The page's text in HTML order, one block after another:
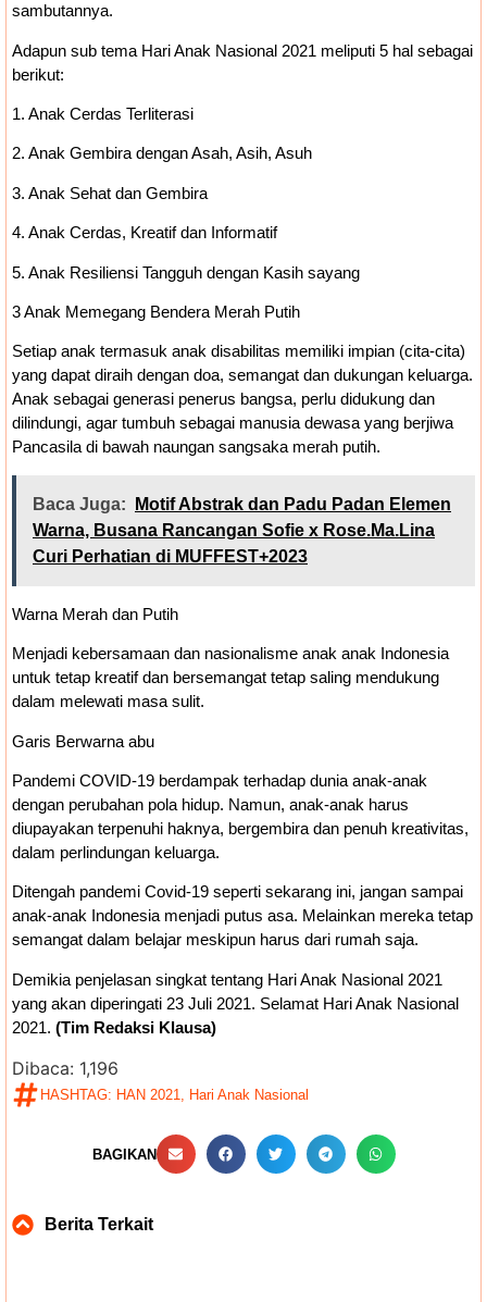
sambutannya.
Adapun sub tema Hari Anak Nasional 2021 meliputi 5 hal sebagai
berikut:
1. Anak Cerdas Terliterasi
2. Anak Gembira dengan Asah, Asih, Asuh
3. Anak Sehat dan Gembira
4. Anak Cerdas, Kreatif dan Informatif
5. Anak Resiliensi Tangguh dengan Kasih sayang
3 Anak Memegang Bendera Merah Putih
Setiap anak termasuk anak disabilitas memiliki impian (cita-cita)
yang dapat diraih dengan doa, semangat dan dukungan keluarga.
Anak sebagai generasi penerus bangsa, perlu didukung dan
dilindungi, agar tumbuh sebagai manusia dewasa yang berjiwa
Pancasila di bawah naungan sangsaka merah putih.
Baca Juga:
Motif Abstrak dan Padu Padan Elemen
Warna, Busana Rancangan Sofie x Rose.Ma.Lina
Curi Perhatian di MUFFEST+2023
Warna Merah dan Putih
Menjadi kebersamaan dan nasionalisme anak anak Indonesia
untuk tetap kreatif dan bersemangat tetap saling mendukung
dalam melewati masa sulit.
Garis Berwarna abu
Pandemi COVID-19 berdampak terhadap dunia anak-anak
dengan perubahan pola hidup. Namun, anak-anak harus
diupayakan terpenuhi haknya, bergembira dan penuh kreativitas,
dalam perlindungan keluarga.
Ditengah pandemi Covid-19 seperti sekarang ini, jangan sampai
anak-anak Indonesia menjadi putus asa. Melainkan mereka tetap
semangat dalam belajar meskipun harus dari rumah saja.
Demikia penjelasan singkat tentang Hari Anak Nasional 2021
yang akan diperingati 23 Juli 2021. Selamat Hari Anak Nasional
2021. (Tim Redaksi Klausa)
Dibaca: 1,196
HASHTAG: HAN 2021, Hari Anak Nasional
BAGIKAN
Berita Terkait